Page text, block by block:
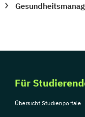
Für
Übersicht Studienportale